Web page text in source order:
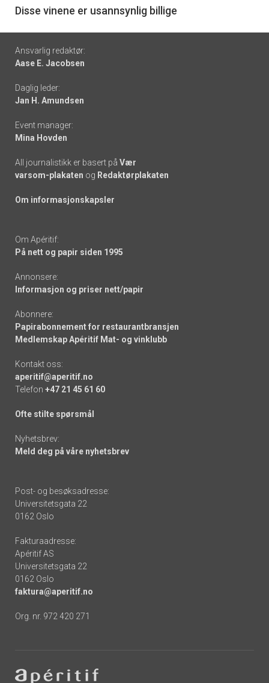
6
Disse vinene er usannsynlig billige
Footer
-
links
Ansvarlig redaktør:
Aase E. Jacobsen
Daglig leder:
Jan H. Amundsen
Event manager:
Mina Hovden
All journalistikk er basert på Vær
varsom-plakaten og Redaktørplakaten
Om informasjonskapsler
Om Apéritif:
På nett og papir siden 1995
Annonsere:
Informasjon og priser nett/papir
Abonnere:
Papirabonnement for restaurantbransjen
Medlemskap Apéritif Mat- og vinklubb
Kontakt oss:
aperitif@aperitif.no
Telefon +47 21 45 61 60
Ofte stilte spørsmål
Nyhetsbrev:
Meld deg på våre nyhetsbrev
Post- og besøksadresse:
Universitetsgata 22
0162 Oslo
Fakturaadresse:
Apéritif AS
Universitetsgata 22
0162 Oslo
faktura@aperitif.no
Org. nr. 972 420 271